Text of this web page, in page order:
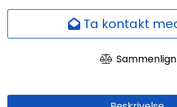
Ta kontakt
Sammenlign